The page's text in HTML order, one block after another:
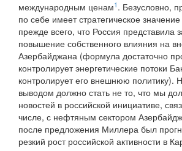
международным ценам1 . Безусловно,
по себе имеет стратегическое
прежде всего, что Россия представила
повышение собственного влияния на
Азербайджана (формула достаточно
контролирует энергетические потоки
контролирует его внешнюю политику).
выводом должно стать не то, что мы
новостей в российской инициативе,
числе, с нефтяным сектором
после предложения Миллера был
резкий рост российской активности в